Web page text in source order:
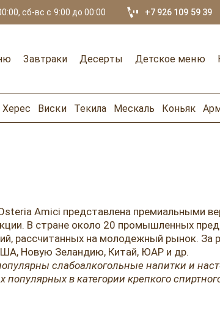
сб-вс с 9:00 до 00:00 +7 926 109 59 39
Завтраки Десерты Детское меню
Херес Виски Текила Мескаль Коньяк
Amici представлена премиальными
В стране около 20 промышленных
рассчитанных на молодежный рынок. За
Новую Зеландию, Китай, ЮАР и др.
слабоалкогольные напитки и
в категории крепкого